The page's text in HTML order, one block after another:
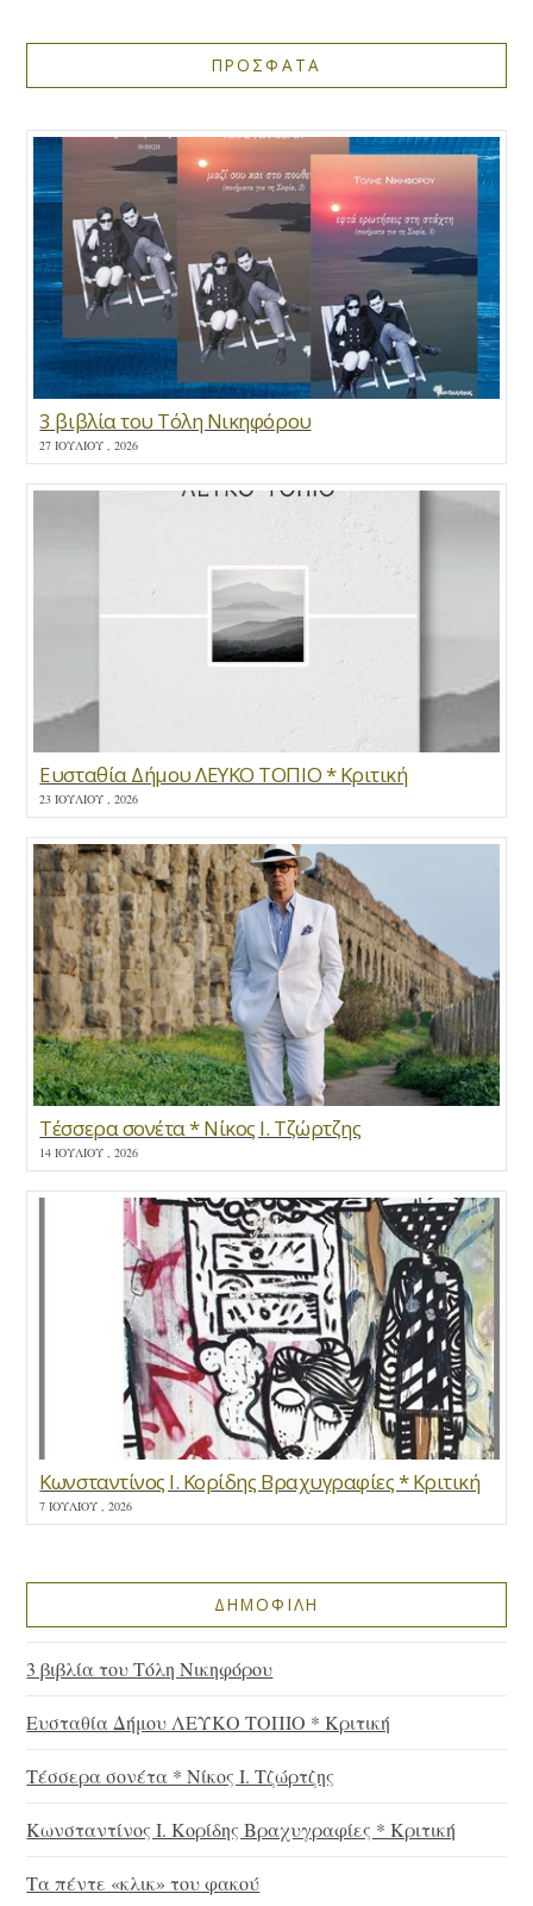
ΠΡΟΣΦΑΤΑ
3 βιβλία του Τόλη Νικηφόρου
27 ΙΟΥΛΊΟΥ , 2026
Ευσταθία Δήμου ΛΕΥΚΟ ΤΟΠΙΟ * Κριτική
23 ΙΟΥΛΊΟΥ , 2026
Τέσσερα σονέτα * Νίκος Ι. Τζώρτζης
14 ΙΟΥΛΊΟΥ , 2026
Κωνσταντίνος Ι. Κορίδης Βραχυγραφίες * Κριτική
7 ΙΟΥΛΊΟΥ , 2026
ΔΗΜΟΦΙΛΗ
3 βιβλία του Τόλη Νικηφόρου
Ευσταθία Δήμου ΛΕΥΚΟ ΤΟΠΙΟ * Κριτική
Τέσσερα σονέτα * Νίκος Ι. Τζώρτζης
Κωνσταντίνος Ι. Κορίδης Βραχυγραφίες * Κριτική
Τα πέντε «κλικ» του φακού